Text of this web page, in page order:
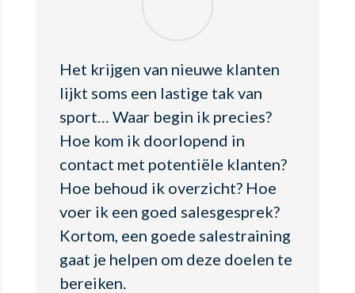
Het krijgen van nieuwe klanten
lijkt soms een lastige tak van
sport… Waar begin ik precies?
Hoe kom ik doorlopend in
contact met potentiële klanten?
Hoe behoud ik overzicht? Hoe
voer ik een goed salesgesprek?
Kortom, een goede salestraining
gaat je helpen om deze doelen te
bereiken.